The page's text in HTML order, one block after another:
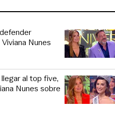
Nunes
al top five,
Nunes sobre